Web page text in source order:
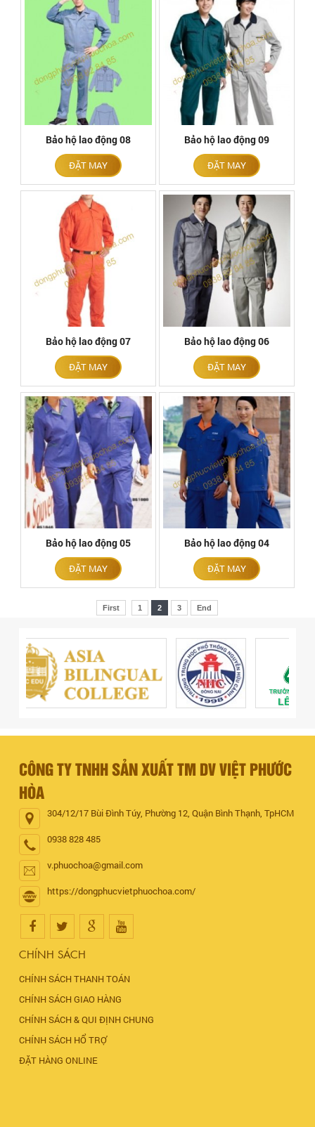
Bảo hộ lao động 08
ĐẶT MAY
Bảo hộ lao động 09
ĐẶT MAY
Bảo hộ lao động 07
ĐẶT MAY
Bảo hộ lao động 06
ĐẶT MAY
Bảo hộ lao động 05
ĐẶT MAY
Bảo hộ lao động 04
ĐẶT MAY
First 1 2 3 End
CÔNG TY TNHH SẢN XUẤT TM DV VIỆT PHƯỚC
HÒA
304/12/17 Bùi Đình Túy, Phường 12, Quận Bình Thạnh, TpHCM
0938 828 485
v.phuochoa@gmail.com
https://dongphucvietphuochoa.com/
CHÍNH SÁCH
CHÍNH SÁCH THANH TOÁN
CHÍNH SÁCH GIAO HÀNG
CHÍNH SÁCH & QUI ĐỊNH CHUNG
CHÍNH SÁCH HỔ TRỢ
ĐẶT HÀNG ONLINE